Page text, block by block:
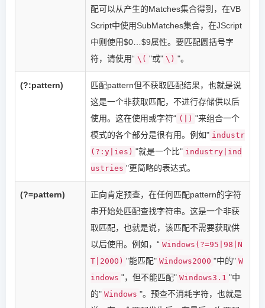
配可以从产生的Matches集合得到，在VB
Script中使用SubMatches集合，在JScript
中则使用$0…$9属性。要匹配圆括号字
符，请使用“ \( "或" \) "。
(?:pattern)
匹配pattern但不获取匹配结果，也就是说
这是一个非获取匹配，不进行存储供以后
使用。这在使用或字符“ (|) "来组合一个
模式的各个部分是很有用。例如" industr
(?:y|ies) "就是一个比" industry|ind
ustries "更简略的表达式。
(?=pattern)
正向肯定预查，在任何匹配pattern的字符
串开始处匹配查找字符串。这是一个非获
取匹配，也就是说，该匹配不需要获取供
以后使用。例如，“ Windows(?=95|98|N
T|2000) "能匹配" Windows2000 "中的" W
indows "，但不能匹配" Windows3.1 "中
的" Windows "。预查不消耗字符，也就是